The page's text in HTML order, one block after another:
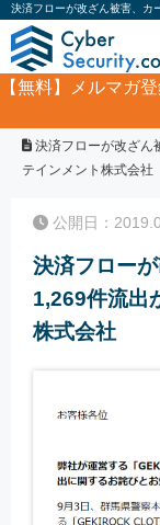
【無料】
メルマガ
サイ
決済フローが改ざん
テインメント株式会社
公開日：
決済フロー
1,269件流出
株式会社